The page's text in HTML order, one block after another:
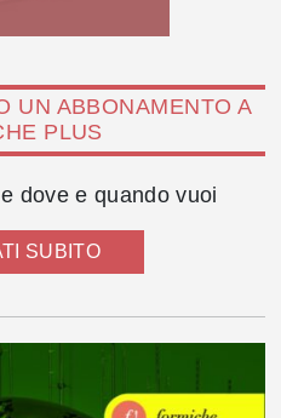
UN ABBONAMENTO A
PLUS
dove e quando vuoi
SUBITO